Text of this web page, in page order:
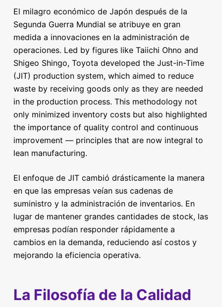
El milagro económico de Japón después de la
Segunda Guerra Mundial se atribuye en gran
medida a innovaciones en la administración de
operaciones. Led by figures like Taiichi Ohno and
Shigeo Shingo, Toyota developed the Just-in-Time
(JIT) production system, which aimed to reduce
waste by receiving goods only as they are needed
in the production process. This methodology not
only minimized inventory costs but also highlighted
the importance of quality control and continuous
improvement — principles that are now integral to
lean manufacturing.
El enfoque de JIT cambió drásticamente la manera
en que las empresas veían sus cadenas de
suministro y la administración de inventarios. En
lugar de mantener grandes cantidades de stock, las
empresas podían responder rápidamente a
cambios en la demanda, reduciendo así costos y
mejorando la eficiencia operativa.
La Filosofía de la Calidad